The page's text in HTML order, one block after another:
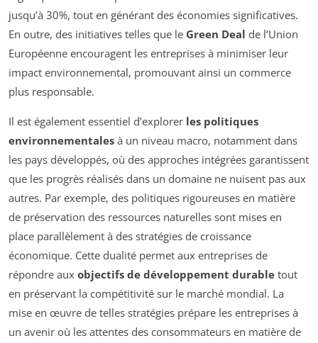
jusqu’à 30%, tout en générant des économies significatives.
En outre, des initiatives telles que le Green Deal de l’Union
Européenne encouragent les entreprises à minimiser leur
impact environnemental, promouvant ainsi un commerce
plus responsable.
Il est également essentiel d’explorer les politiques
environnementales à un niveau macro, notamment dans
les pays développés, où des approches intégrées garantissent
que les progrès réalisés dans un domaine ne nuisent pas aux
autres. Par exemple, des politiques rigoureuses en matière
de préservation des ressources naturelles sont mises en
place parallèlement à des stratégies de croissance
économique. Cette dualité permet aux entreprises de
répondre aux objectifs de développement durable tout
en préservant la compétitivité sur le marché mondial. La
mise en œuvre de telles stratégies prépare les entreprises à
un avenir où les attentes des consommateurs en matière de